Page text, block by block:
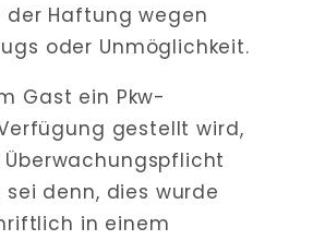
Haftung wegen
oder Unmöglichkeit.
Gast ein Pkw-
gestellt wird,
sei denn, dies wurde
in einem